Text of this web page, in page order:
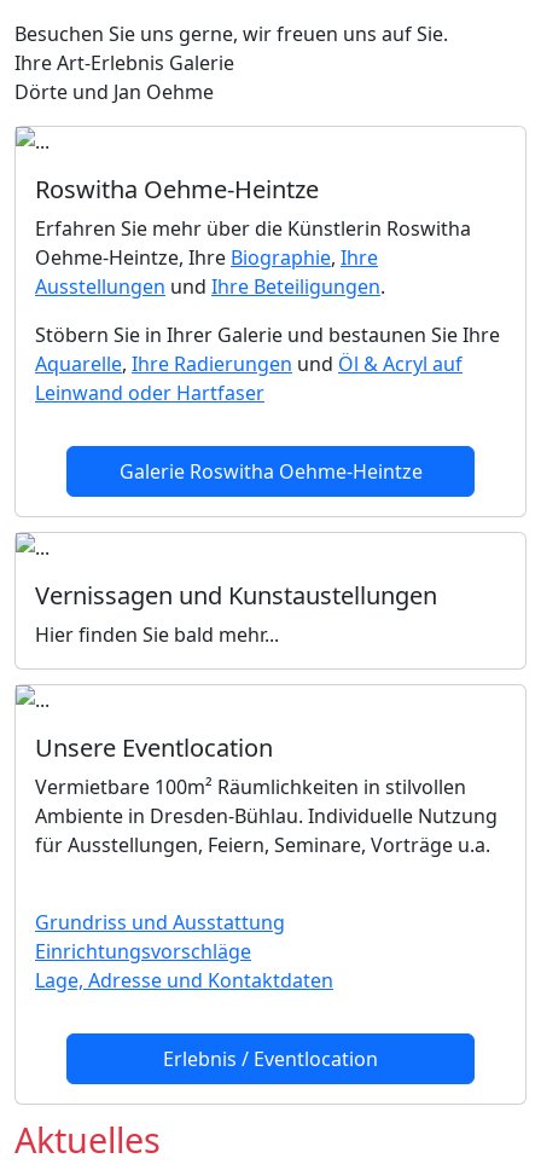
Besuchen Sie uns gerne, wir freuen uns auf Sie.
Ihre Art-Erlebnis Galerie
Dörte und Jan Oehme
Roswitha Oehme-Heintze
Erfahren Sie mehr über die Künstlerin Roswitha
Oehme-Heintze, Ihre Biographie, Ihre
Ausstellungen und Ihre Beteiligungen.
Stöbern Sie in Ihrer Galerie und bestaunen Sie Ihre
Aquarelle, Ihre Radierungen und Öl & Acryl auf
Leinwand oder Hartfaser
Galerie Roswitha Oehme-Heintze
Vernissagen und Kunstaustellungen
Hier finden Sie bald mehr...
Unsere Eventlocation
Vermietbare 100m² Räumlichkeiten in stilvollen
Ambiente in Dresden-Bühlau. Individuelle Nutzung
für Ausstellungen, Feiern, Seminare, Vorträge u.a.
Grundriss und Ausstattung
Einrichtungsvorschläge
Lage, Adresse und Kontaktdaten
Erlebnis / Eventlocation
Aktuelles